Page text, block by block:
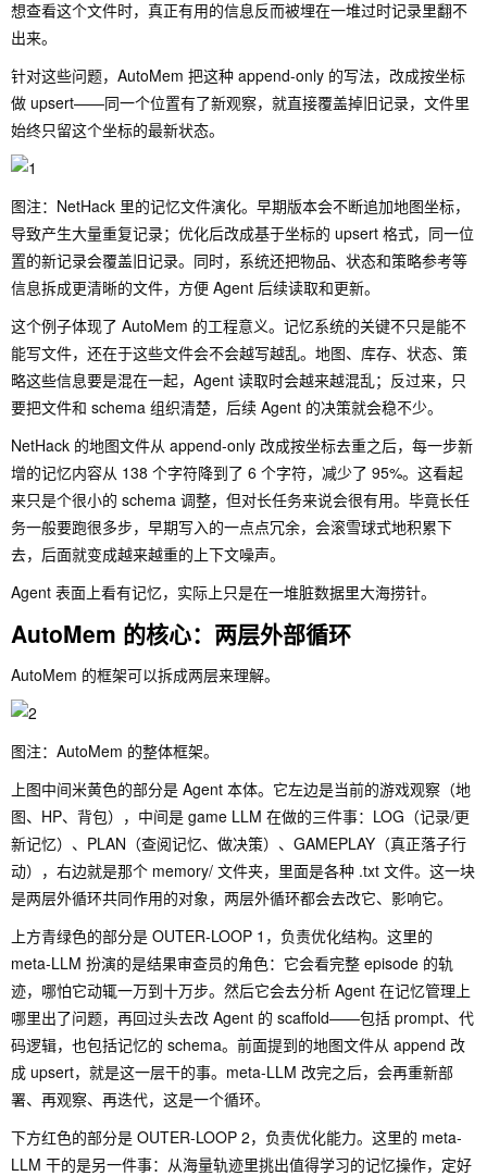
想查看这个文件时，真正有用的信息反而被埋在一堆过时记录里翻不
出来。
针对这些问题，AutoMem 把这种 append-only 的写法，改成按坐标
做 upsert——同一个位置有了新观察，就直接覆盖掉旧记录，文件里
始终只留这个坐标的最新状态。
图注：NetHack 里的记忆文件演化。早期版本会不断追加地图坐标，
导致产生大量重复记录；优化后改成基于坐标的 upsert 格式，同一位
置的新记录会覆盖旧记录。同时，系统还把物品、状态和策略参考等
信息拆成更清晰的文件，方便 Agent 后续读取和更新。
这个例子体现了 AutoMem 的工程意义。记忆系统的关键不只是能不
能写文件，还在于这些文件会不会越写越乱。地图、库存、状态、策
略这些信息要是混在一起，Agent 读取时会越来越混乱；反过来，只
要把文件和 schema 组织清楚，后续 Agent 的决策就会稳不少。
NetHack 的地图文件从 append-only 改成按坐标去重之后，每一步新
增的记忆内容从 138 个字符降到了 6 个字符，减少了 95%。这看起
来只是个很小的 schema 调整，但对长任务来说会很有用。毕竟长任
务一般要跑很多步，早期写入的一点点冗余，会滚雪球式地积累下
去，后面就变成越来越重的上下文噪声。
Agent 表面上看有记忆，实际上只是在一堆脏数据里大海捞针。
AutoMem 的核心：两层外部循环
AutoMem 的框架可以拆成两层来理解。
图注：AutoMem 的整体框架。
上图中间米黄色的部分是 Agent 本体。它左边是当前的游戏观察（地
图、HP、背包），中间是 game LLM 在做的三件事：LOG（记录/更
新记忆）、PLAN（查阅记忆、做决策）、GAMEPLAY（真正落子行
动），右边就是那个 memory/ 文件夹，里面是各种 .txt 文件。这一块
是两层外循环共同作用的对象，两层外循环都会去改它、影响它。
上方青绿色的部分是 OUTER-LOOP 1，负责优化结构。这里的
meta-LLM 扮演的是结果审查员的角色：它会看完整 episode 的轨
迹，哪怕它动辄一万到十万步。然后它会去分析 Agent 在记忆管理上
哪里出了问题，再回过头去改 Agent 的 scaffold——包括 prompt、代
码逻辑，也包括记忆的 schema。前面提到的地图文件从 append 改
成 upsert，就是这一层干的事。meta-LLM 改完之后，会再重新部
署、再观察、再迭代，这是一个循环。
下方红色的部分是 OUTER-LOOP 2，负责优化能力。这里的 meta-
LLM 干的是另一件事：从海量轨迹里挑出值得学习的记忆操作，定好